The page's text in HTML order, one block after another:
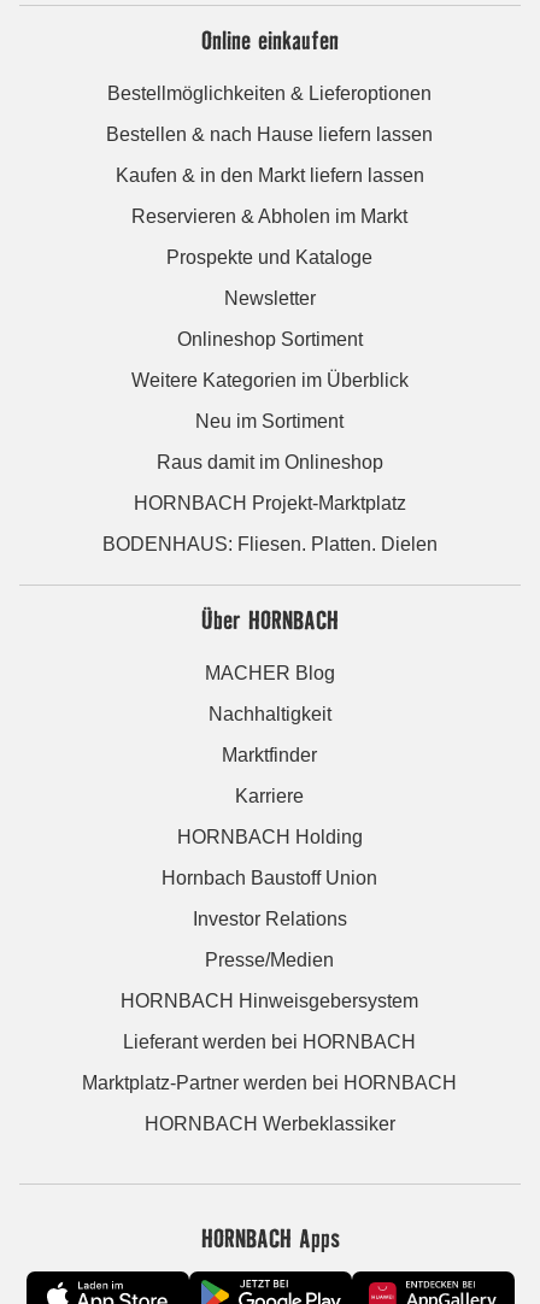
Online einkaufen
Bestellmöglichkeiten & Lieferoptionen
Bestellen & nach Hause liefern lassen
Kaufen & in den Markt liefern lassen
Reservieren & Abholen im Markt
Prospekte und Kataloge
Newsletter
Onlineshop Sortiment
Weitere Kategorien im Überblick
Neu im Sortiment
Raus damit im Onlineshop
HORNBACH Projekt-Marktplatz
BODENHAUS: Fliesen. Platten. Dielen
Über HORNBACH
MACHER Blog
Nachhaltigkeit
Marktfinder
Karriere
HORNBACH Holding
Hornbach Baustoff Union
Investor Relations
Presse/Medien
HORNBACH Hinweisgebersystem
Lieferant werden bei HORNBACH
Marktplatz-Partner werden bei HORNBACH
HORNBACH Werbeklassiker
HORNBACH Apps